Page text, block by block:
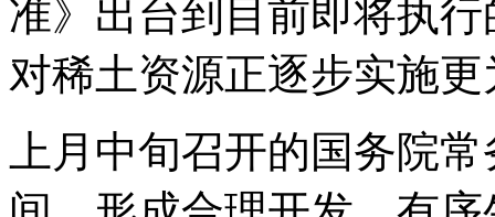
准》出台到目前即将执
对稀土资源正逐步实施
上月中旬召开的国务院